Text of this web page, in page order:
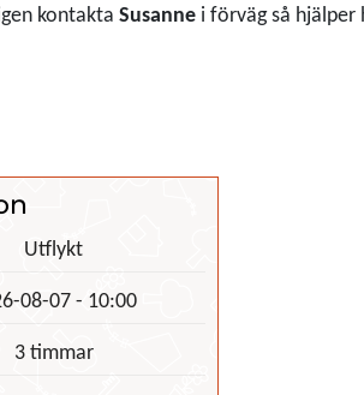
kontakta Susannei förväg så hjälper
Utflykt
08-07 - 10:00
3 timmar